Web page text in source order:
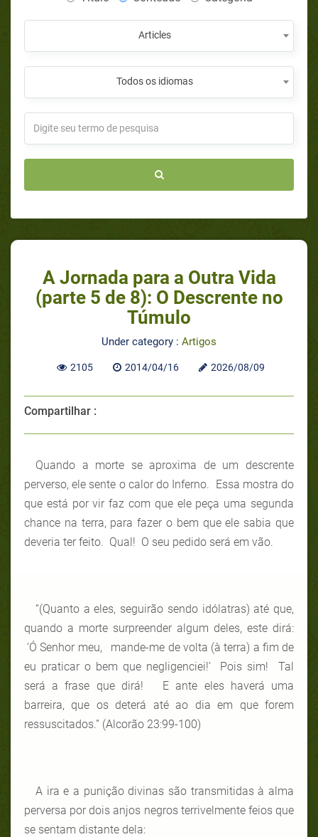
Articles
Todos os idiomas
A Jornada para a Outra Vida
(parte 5 de 8): O Descrente no
Túmulo
Under category : Artigos
2105 2014/04/16 2026/08/09
Compartilhar :
Quando a morte se aproxima de um descrente
perverso, ele sente o calor do Inferno. Essa mostra do
que está por vir faz com que ele peça uma segunda
chance na terra, para fazer o bem que ele sabia que
deveria ter feito. Qual! O seu pedido será em vão.
“(Quanto a eles, seguirão sendo idólatras) até que,
quando a morte surpreender algum deles, este dirá:
‘Ó Senhor meu, mande-me de volta (à terra) a fim de
eu praticar o bem que negligenciei!’ Pois sim!
Tal
será a frase que dirá! E ante eles haverá uma
barreira, que os deterá até ao dia em que forem
ressuscitados.” (Alcorão 23:99-100)
A ira e a punição divinas são transmitidas à alma
perversa por dois anjos negros terrivelmente feios que
se sentam distante dela: